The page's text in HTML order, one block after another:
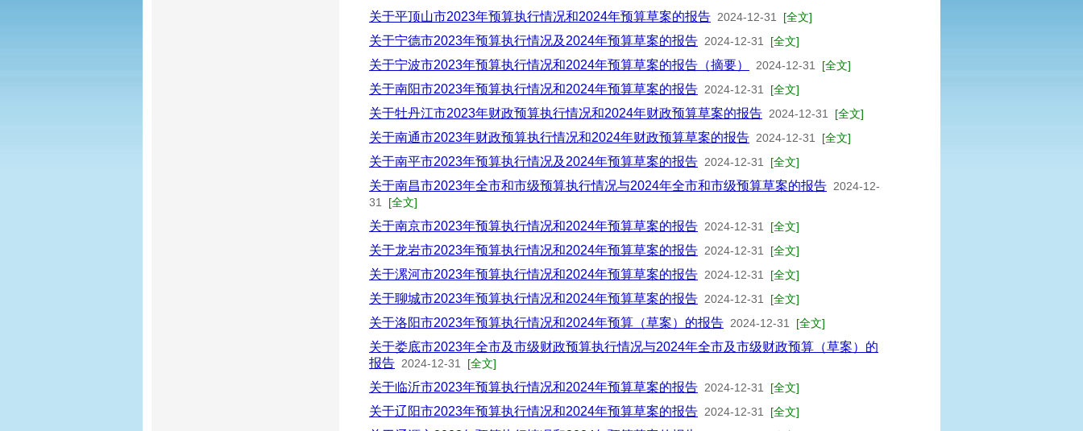
关于平顶山市2023年预算执行情况和2024年预算草案的报告 2024-12-31 [全文]
关于宁德市2023年预算执行情况及2024年预算草案的报告 2024-12-31 [全文]
关于宁波市2023年预算执行情况和2024年预算草案的报告（摘要） 2024-12-31 [全文]
关于南阳市2023年预算执行情况和2024年预算草案的报告 2024-12-31 [全文]
关于牡丹江市2023年财政预算执行情况和2024年财政预算草案的报告 2024-12-31 [全文]
关于南通市2023年财政预算执行情况和2024年财政预算草案的报告 2024-12-31 [全文]
关于南平市2023年预算执行情况及2024年预算草案的报告 2024-12-31 [全文]
关于南昌市2023年全市和市级预算执行情况与2024年全市和市级预算草案的报告 2024-12-
31
[全文]
关于南京市2023年预算执行情况和2024年预算草案的报告 2024-12-31 [全文]
关于龙岩市2023年预算执行情况和2024年预算草案的报告 2024-12-31 [全文]
关于漯河市2023年预算执行情况和2024年预算草案的报告 2024-12-31 [全文]
关于聊城市2023年预算执行情况和2024年预算草案的报告 2024-12-31 [全文]
关于洛阳市2023年预算执行情况和2024年预算（草案）的报告 2024-12-31 [全文]
关于娄底市2023年全市及市级财政预算执行情况与2024年全市及市级财政预算（草案）的
报告 2024-12-31 [全文]
关于临沂市2023年预算执行情况和2024年预算草案的报告 2024-12-31 [全文]
关于辽阳市2023年预算执行情况和2024年预算草案的报告 2024-12-31 [全文]